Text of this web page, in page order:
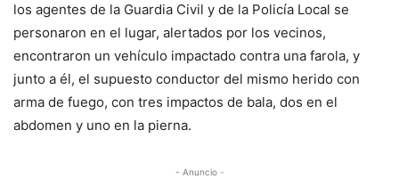
los agentes de la Guardia Civil y de la Policía Local se
personaron en el lugar, alertados por los vecinos,
encontraron un vehículo impactado contra una farola, y
junto a él, el supuesto conductor del mismo herido con
arma de fuego, con tres impactos de bala, dos en el
abdomen y uno en la pierna.
- Anuncio -